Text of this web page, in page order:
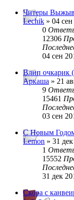
Читеры
Lechik » 04
0
12306
04 сен
Влип очкарик
Аркаша » 21
9
15461
03 сен
С Новым
Lemon » 31
1
15552
31 дек
Скора с